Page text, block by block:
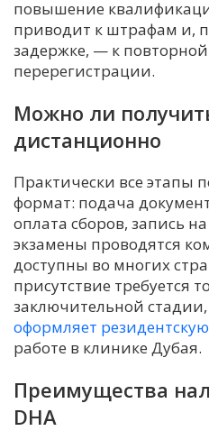
повышение
приводит к штрафам и,
задержке, — к
перерегистрации.
Можно ли
дистанционно
Практически все этапы
формат: подача
оплата сборов, запись
экзамены проводятся
доступны во многих
присутствие требуется
заключительной
оформляет
работе в клинике Дубая.
Преимущества
DHA